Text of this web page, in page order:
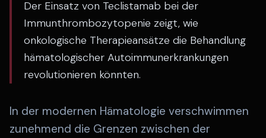
Der Einsatz von Teclistamab bei der
Immunthrombozytopenie zeigt, wie
onkologische Therapieansätze die Behandlung
hämatologischer Autoimmunerkrankungen
revolutionieren könnten.
In der modernen Hämatologie verschwimmen
zunehmend die Grenzen zwischen der